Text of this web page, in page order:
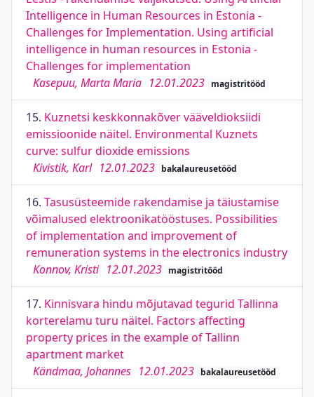
Intelligence in Human Resources in Estonia -
Challenges for Implementation. Using artificial
intelligence in human resources in Estonia -
Challenges for implementation
Kasepuu, Marta Maria 12.01.2023 magistritööd
15. Kuznetsi keskkonnakõver vääveldioksiidi
emissioonide näitel. Environmental Kuznets
curve: sulfur dioxide emissions
Kivistik, Karl 12.01.2023 bakalaureusetööd
16. Tasusüsteemide rakendamise ja täiustamise
võimalused elektroonikatööstuses. Possibilities
of implementation and improvement of
remuneration systems in the electronics industry
Konnov, Kristi 12.01.2023 magistritööd
17. Kinnisvara hindu mõjutavad tegurid Tallinna
korterelamu turu näitel. Factors affecting
property prices in the example of Tallinn
apartment market
Kändmaa, Johannes 12.01.2023 bakalaureusetööd